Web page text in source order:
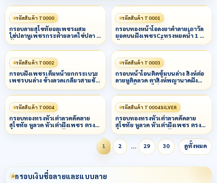
รหัสสินค้า T0000
กรอบลายสุโขทัยฉลุเพชรผสม
ไข่ปลาหูเพชรกระต่ายลวดไข่ปลา 3
ชั้น
รหัสสินค้า T0001
กรอบทองหน้าโอลงยาดำลายเถาวัล
ยอดบนฝังเพชรCzทรงหยดน้ำ 1 ม็ด
ข้างลวดเกลียว 3 ชั้น
รหัสสินค้า T0002
กรอบฝังเพชรเต็มหน้ายกกระเบาะ
เพชรบนล่าง ข้างลวดเกลียวสามชั้น
น
รหัสสินค้า T0003
กรอบหน้าโอนติดซุ้มบนล่าง สิงห์ต่อ
ลายหูติดลวด ตาสิงห์พญานาคฝัง
เพชร ข้างลวดไข่ปลาผสมหลอด
รหัสสินค้า T0004
กรอบทองทรงหัวเต่าลวดดัดลาย
สุโขทัย หูลวด หัวเต่าฝังเพชร ตรง
กลางยกกนฝระเบาะฝันเพชร
รหัสสินค้า T0004SILVER
กรอบทองทรงหัวเต่าลวดดัดลาย
สุโขทัย หูลวด หัวเต่าฝังเพชร ตรง
กลางยกกนฝระเบาะฝันเพชร
1
2 … 29 30 ดูทั้งหมด
กรอบเงินชื่อลายและแบบลาย